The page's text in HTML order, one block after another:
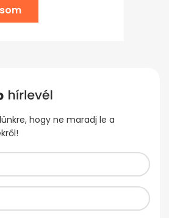
hogy ne maradj le a